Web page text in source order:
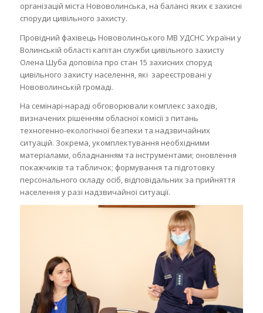
організацій міста Нововолинська, на балансі яких є захисні
споруди цивільного захисту.
Провідний фахівець Нововолинського МВ УДСНС України у
Волинській області капітан служби цивільного захисту
Олена Шуба доповіла про стан 15 захисних споруд
цивільного захисту населення, які зареєстровані у
Нововолинській громаді.
На семінарі-нараді обговорювали комплекс заходів,
визначених рішенням обласної комісії з питань
техногенно-екологічної безпеки та надзвичайних
ситуацій. Зокрема, укомплектування необхідними
матеріалами, обладнанням та інструментами; оновлення
покажчиків та табличок; формування та підготовку
персонального складу осіб, відповідальних за прийняття
населення у разі надзвичайної ситуації.